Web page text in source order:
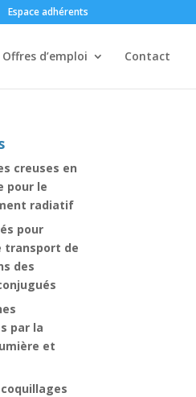
Espace adhérents
Offres d’emploi Contact
creuses en
pour le
radiatif
pour
transport de
des
par la
et